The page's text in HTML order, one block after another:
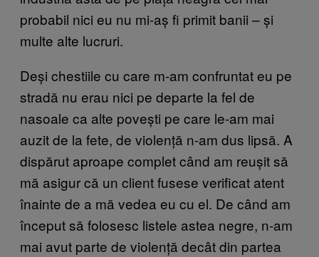
probabil nici eu nu mi-aș fi primit banii – și
multe alte lucruri.
Deși chestiile cu care m-am confruntat eu pe
stradă nu erau nici pe departe la fel de
nasoale ca alte povești pe care le-am mai
auzit de la fete, de violență n-am dus lipsă. A
dispărut aproape complet când am reușit să
mă asigur că un client fusese verificat atent
înainte de a mă vedea eu cu el. De când am
început să folosesc listele astea negre, n-am
mai avut parte de violență decât din partea